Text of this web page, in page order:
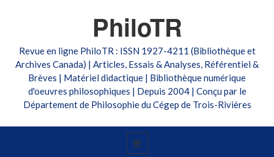
PhiloTR
Revue en ligne PhiloTR : ISSN 1927-4211 (Bibliothèque et
Archives Canada) | Articles, Essais & Analyses, Référentiel &
Brèves | Matériel didactique | Bibliothèque numérique
d'oeuvres philosophiques | Depuis 2004 | Conçu par le
Département de Philosophie du Cégep de Trois-Rivières